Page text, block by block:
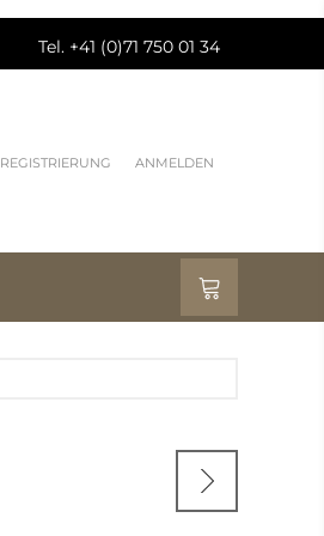
Tel. +41 (0)71 750 01 34
REGISTRIERUNG ANMELDEN